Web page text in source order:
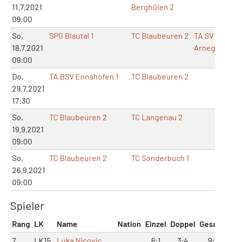
11.7.2021
09:00
Berghülen 2
So,
18.7.2021
09:00
SPG Blautal 1 TC Blaubeuren 2 TA SV
Arnegg
Do,
29.7.2021
17:30
TA BSV Ennahofen 1 TC Blaubeuren 2
So,
19.9.2021
09:00
TC Blaubeuren 2 TC Langenau 2
So,
26.9.2021
09:00
TC Blaubeuren 2 TC Sonderbuch 1
Spieler
Rang LK Name Nation Einzel Doppel